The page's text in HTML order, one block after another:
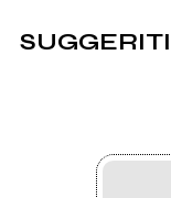
SUGGERITI